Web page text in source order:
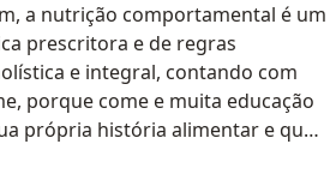
a nutrição comportamental é um
prescritora e de regras
e integral, contando com
porque come e muita educação
própria história alimentar e que
sobre sua relação